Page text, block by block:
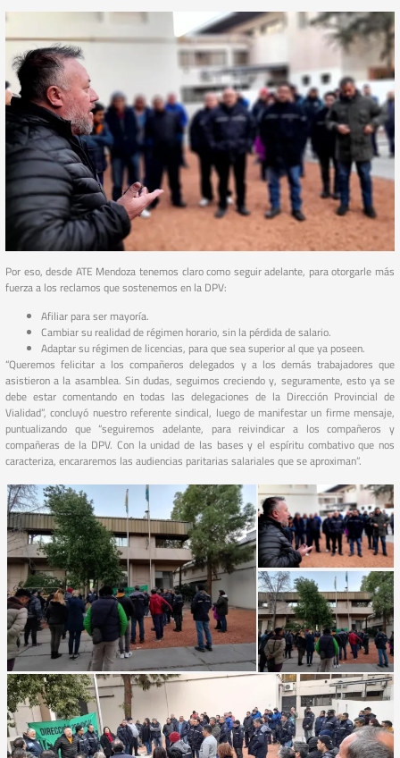
Por eso, desde ATE Mendoza tenemos claro como seguir adelante, para otorgarle más
fuerza a los reclamos que sostenemos en la DPV:
Afiliar para ser mayoría.
Cambiar su realidad de régimen horario, sin la pérdida de salario.
Adaptar su régimen de licencias, para que sea superior al que ya poseen.
“Queremos felicitar a los compañeros delegados y a los demás trabajadores que
asistieron a la asamblea. Sin dudas, seguimos creciendo y, seguramente, esto ya se
debe estar comentando en todas las delegaciones de la Dirección Provincial de
Vialidad”, concluyó nuestro referente sindical, luego de manifestar un firme mensaje,
puntualizando que “seguiremos adelante, para reivindicar a los compañeros y
compañeras de la DPV. Con la unidad de las bases y el espíritu combativo que nos
caracteriza, encararemos las audiencias paritarias salariales que se aproximan”.